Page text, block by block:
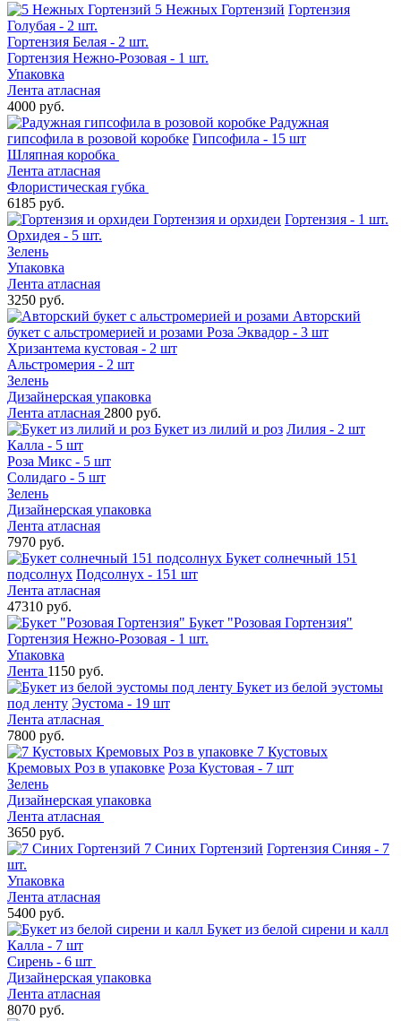
5 Нежных Гортензий Гортензия
Голубая - 2 шт.
Гортензия Белая - 2 шт.
Гортензия Нежно-Розовая - 1 шт.
Упаковка
Лента атласная
4000 руб.
Радужная
гипсофила в розовой коробке Гипсофила - 15 шт
Шляпная коробка
Лента атласная
Флористическая губка
6185 руб.
Гортензия и орхидеи Гортензия - 1 шт.
Орхидея - 5 шт.
Зелень
Упаковка
Лента атласная
3250 руб.
Авторский
букет с альстромерией и розами Роза Эквадор - 3 шт
Хризантема кустовая - 2 шт
Альстромерия - 2 шт
Зелень
Дизайнерская упаковка
Лента атласная 2800 руб.
Букет из лилий и роз Лилия - 2 шт
Калла - 5 шт
Роза Микс - 5 шт
Солидаго - 5 шт
Зелень
Дизайнерская упаковка
Лента атласная
7970 руб.
Букет солнечный 151
подсолнух Подсолнух - 151 шт
Лента атласная
47310 руб.
Букет "Розовая Гортензия"
Гортензия Нежно-Розовая - 1 шт.
Упаковка
Лента 1150 руб.
Букет из белой эустомы
под ленту Эустома - 19 шт
Лента атласная
7800 руб.
7 Кустовых
Кремовых Роз в упаковке Роза Кустовая - 7 шт
Зелень
Дизайнерская упаковка
Лента атласная
3650 руб.
7 Синих Гортензий Гортензия Синяя - 7
шт.
Упаковка
Лента атласная
5400 руб.
Букет из белой сирени и калл
Калла - 7 шт
Сирень - 6 шт
Дизайнерская упаковка
Лента атласная
8070 руб.